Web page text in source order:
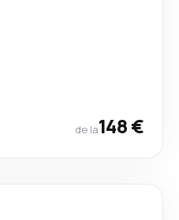
de la148 €